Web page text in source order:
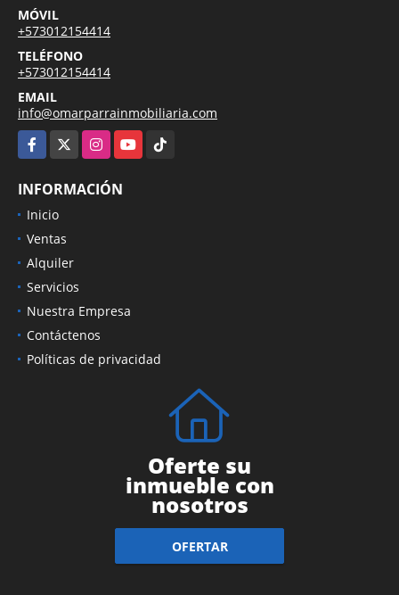
MÓVIL
+573012154414
TELÉFONO
+573012154414
EMAIL
info@omarparrainmobiliaria.com
Facebook
InstagramYouTubeTikTok
INFORMACIÓN
Inicio
Ventas
Alquiler
Servicios
Nuestra Empresa
Contáctenos
Políticas de privacidad
Oferte su
inmueble con
nosotros
OFERTAR